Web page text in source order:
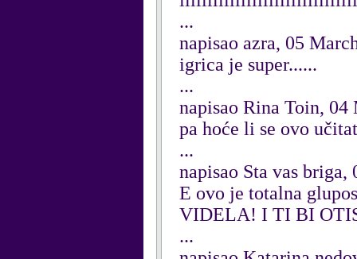
...
napisao azra, 05
igrica je super......
...
napisao Rina Toin, 04
pa hoće li se ovo učitat
...
napisao Sta vas briga,
E ovo je totalna
VIDELA! I TI BI
...